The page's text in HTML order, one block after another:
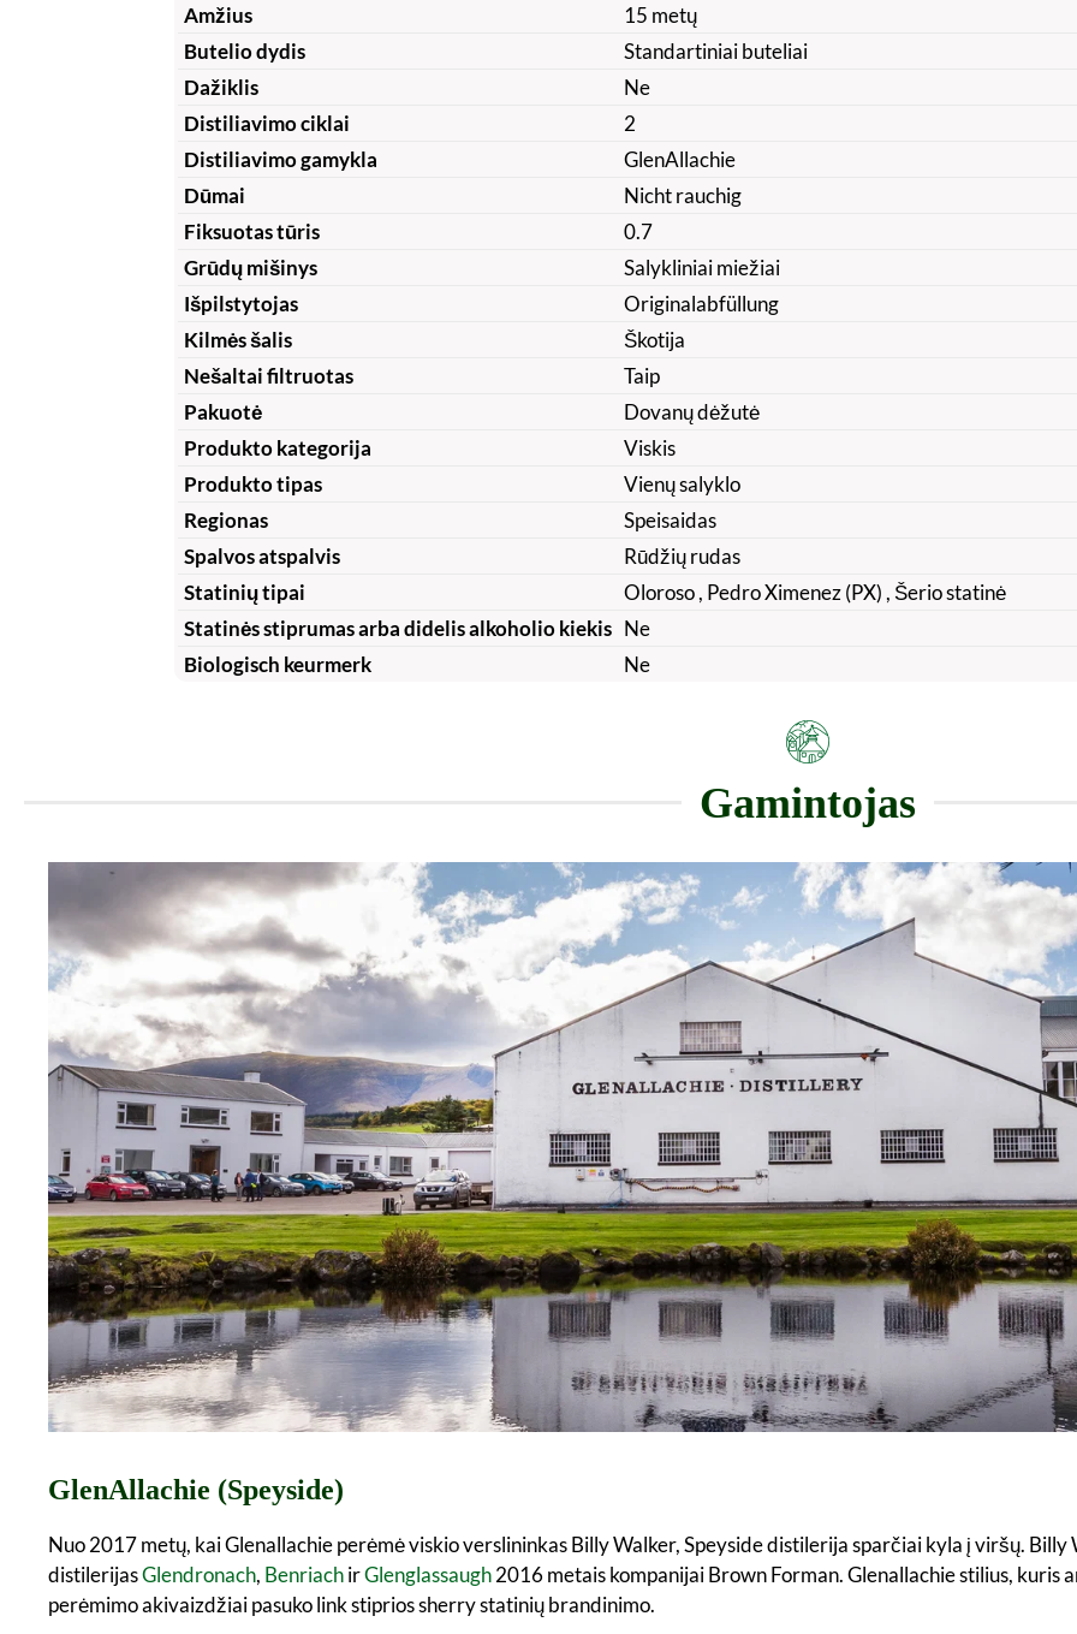
Amžius
15 metų
Butelio dydis
Standartiniai buteliai
Dažiklis
Ne
Distiliavimo ciklai
2
Distiliavimo gamykla
GlenAllachie
Dūmai
Nicht rauchig
Fiksuotas tūris
0.7
Grūdų mišinys
Salykliniai miežiai
Išpilstytojas
Originalabfüllung
Kilmės šalis
Škotija
Nešaltai filtruotas
Taip
Pakuotė
Dovanų dėžutė
Produkto kategorija
Viskis
Produkto tipas
Vienų salyklo
Regionas
Speisaidas
Spalvos atspalvis
Rūdžių rudas
Statinių tipai
Oloroso, Pedro Ximenez (PX) , Šerio statinė
Statinės stiprumas arba didelis alkoholio kiekis Ne
Biologisch keurmerk
Ne
Gamintojas
GlenAllachie (Speyside)
Nuo 2017 metų, kai Glenallachie perėmė viskio verslininkas Billy Walker, Speyside distilerija sparčiai kyla į viršų.
distilerijasGlendronach, BenriachirGlenglassaugh2016 metais kompanijai Brown Forman. Glenallachie stilius, kuris
perėmimo akivaizdžiai pasuko link stiprios sherry statinių brandinimo.